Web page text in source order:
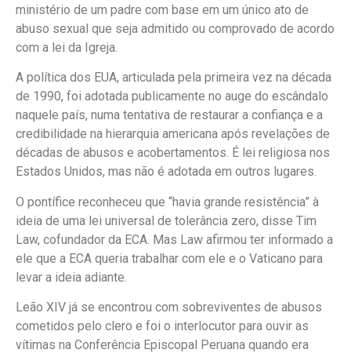
ministério de um padre com base em um único ato de
abuso sexual que seja admitido ou comprovado de acordo
com a lei da Igreja.
A política dos EUA, articulada pela primeira vez na década
de 1990, foi adotada publicamente no auge do escândalo
naquele país, numa tentativa de restaurar a confiança e a
credibilidade na hierarquia americana após revelações de
décadas de abusos e acobertamentos. É lei religiosa nos
Estados Unidos, mas não é adotada em outros lugares.
O pontífice reconheceu que “havia grande resistência” à
ideia de uma lei universal de tolerância zero, disse Tim
Law, cofundador da ECA. Mas Law afirmou ter informado a
ele que a ECA queria trabalhar com ele e o Vaticano para
levar a ideia adiante.
Leão XIV já se encontrou com sobreviventes de abusos
cometidos pelo clero e foi o interlocutor para ouvir as
vítimas na Conferência Episcopal Peruana quando era